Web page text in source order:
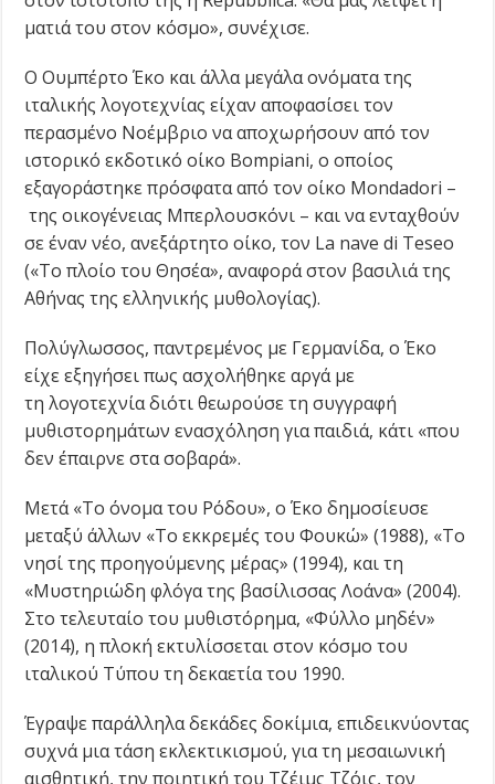
ματιά του στον κόσμο», συνέχισε.
Ο Ουμπέρτο Έκο και άλλα μεγάλα ονόματα της
ιταλικής λογοτεχνίας είχαν αποφασίσει τον
περασμένο Νοέμβριο να αποχωρήσουν από τον
ιστορικό εκδοτικό οίκο Bompiani, ο οποίος
εξαγοράστηκε πρόσφατα από τον οίκο Mondadori –
της οικογένειας Μπερλουσκόνι – και να ενταχθούν
σε έναν νέο, ανεξάρτητο οίκο, τον La nave di Teseo
(«Το πλοίο του Θησέα», αναφορά στον βασιλιά της
Αθήνας της ελληνικής μυθολογίας).
Πολύγλωσσος, παντρεμένος με Γερμανίδα, ο Έκο
είχε εξηγήσει πως ασχολήθηκε αργά με
τη λογοτεχνία διότι θεωρούσε τη συγγραφή
μυθιστορημάτων ενασχόληση για παιδιά, κάτι «που
δεν έπαιρνε στα σοβαρά».
Μετά «Το όνομα του Ρόδου», ο Έκο δημοσίευσε
μεταξύ άλλων «Το εκκρεμές του Φουκώ» (1988), «Το
νησί της προηγούμενης μέρας» (1994), και τη
«Μυστηριώδη φλόγα της βασίλισσας Λοάνα» (2004).
Στο τελευταίο του μυθιστόρημα, «Φύλλο μηδέν»
(2014), η πλοκή εκτυλίσσεται στον κόσμο του
ιταλικού Τύπου τη δεκαετία του 1990.
Έγραψε παράλληλα δεκάδες δοκίμια, επιδεικνύοντας
συχνά μια τάση εκλεκτικισμού, για τη μεσαιωνική
αισθητική, την ποιητική του Τζέιμς Τζόις, τον